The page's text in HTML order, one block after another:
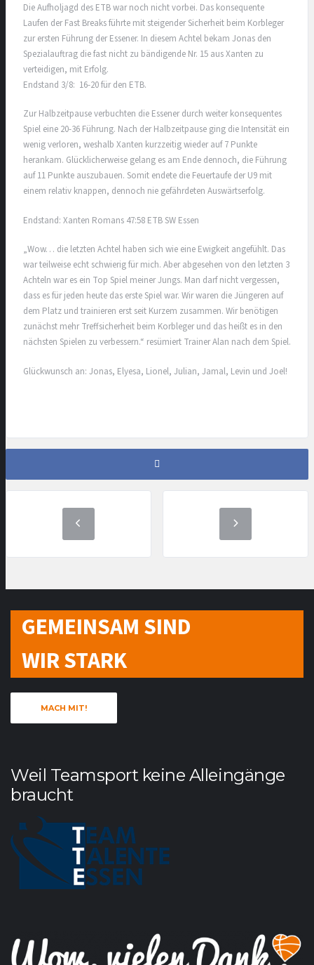
Die Aufholjagd des ETB war noch nicht vorbei. Das konsequente
Laufen der Fast Breaks führte mit steigender Sicherheit beim Korbleger
zur ersten Führung der Essener. In diesem Achtel bekam Jonas den
Spezialauftrag die fast nicht zu bändigende Nr. 15 aus Xanten zu
verteidigen, mit Erfolg.
Endstand 3/8: 16-20 für den ETB.
Zur Halbzeitpause verbuchten die Essener durch weiter konsequentes
Spiel eine 20-36 Führung. Nach der Halbzeitpause ging die Intensität ein
wenig verloren, weshalb Xanten kurzzeitig wieder auf 7 Punkte
herankam. Glücklicherweise gelang es am Ende dennoch, die Führung
auf 11 Punkte auszubauen. Somit endete die Feuertaufe der U9 mit
einem relativ knappen, dennoch nie gefährdeten Auswärtserfolg.
Endstand: Xanten Romans 47:58 ETB SW Essen
„Wow… die letzten Achtel haben sich wie eine Ewigkeit angefühlt. Das
war teilweise echt schwierig für mich. Aber abgesehen von den letzten 3
Achteln war es ein Top Spiel meiner Jungs. Man darf nicht vergessen,
dass es für jeden heute das erste Spiel war. Wir waren die Jüngeren auf
dem Platz und trainieren erst seit Kurzem zusammen. Wir benötigen
zunächst mehr Treffsicherheit beim Korbleger und das heißt es in den
nächsten Spielen zu verbessern.“ resümiert Trainer Alan nach dem Spiel.
Glückwunsch an: Jonas, Elyesa, Lionel, Julian, Jamal, Levin und Joel!
GEMEINSAM SIND
WIR STARK
MACH MIT!
Weil Teamsport keine Alleingänge
braucht